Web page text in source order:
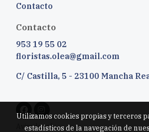
Contacto
Contacto
953 19 55 02
floristas.olea@gmail.com
C/ Castilla, 5 - 23100 Mancha
Aviso legal
Utilizamos cookies propias y terceros
estadísticos de la navegación de